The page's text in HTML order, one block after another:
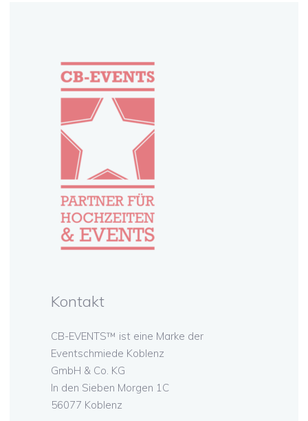
Kontakt
CB-EVENTS™ ist eine Marke der
Eventschmiede Koblenz
GmbH & Co. KG
In den Sieben Morgen 1C
56077 Koblenz